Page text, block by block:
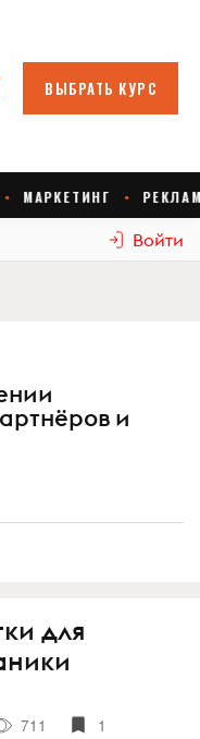
Войти
и
для
711
1